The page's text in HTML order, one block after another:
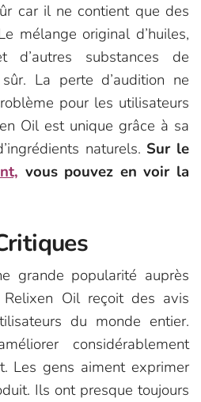
car il ne contient que des
mélange original d’huiles,
d’autres substances de
La perte d’audition ne
pour les utilisateurs
Oil est unique grâce à sa
naturels. Sur le
vous pouvez en voir la
grande popularité auprès
Relixen Oil reçoit des avis
du monde entier.
considérablement
Les gens aiment exprimer
Ils ont presque toujours